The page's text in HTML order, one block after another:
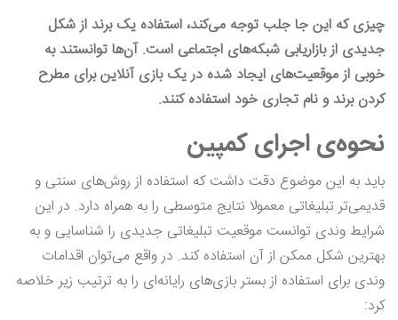
چیزی که این جا جلب توجه می‌کند، استفاده یک برند از شکل
جدیدی از بازاریابی شبکه‌های اجتماعی است. آنها توانستند به
خوبی از موقعیت‌های ایجاد شده در یک بازی آنلاین برای مطرح
کردن برند و نام تجاری خود استفاده کنند.
نحوه‌ی اجرای کمپین
باید به این موضوع دقت داشت که استفاده از روش‌های سنتی و
قدیمی‌تر تبلیغاتی معمولا نتایج متوسطی را به همراه دارد. در این
شرایط وندی توانست موقعیت تبلیغاتی جدیدی را شناسایی و به
بهترین شکل ممکن از آن استفاده کند. در واقع می‌توان اقدامات
وندی برای استفاده از بستر بازی‌های رایانه‌ای را به ترتیب زیر خلاصه
کرد: